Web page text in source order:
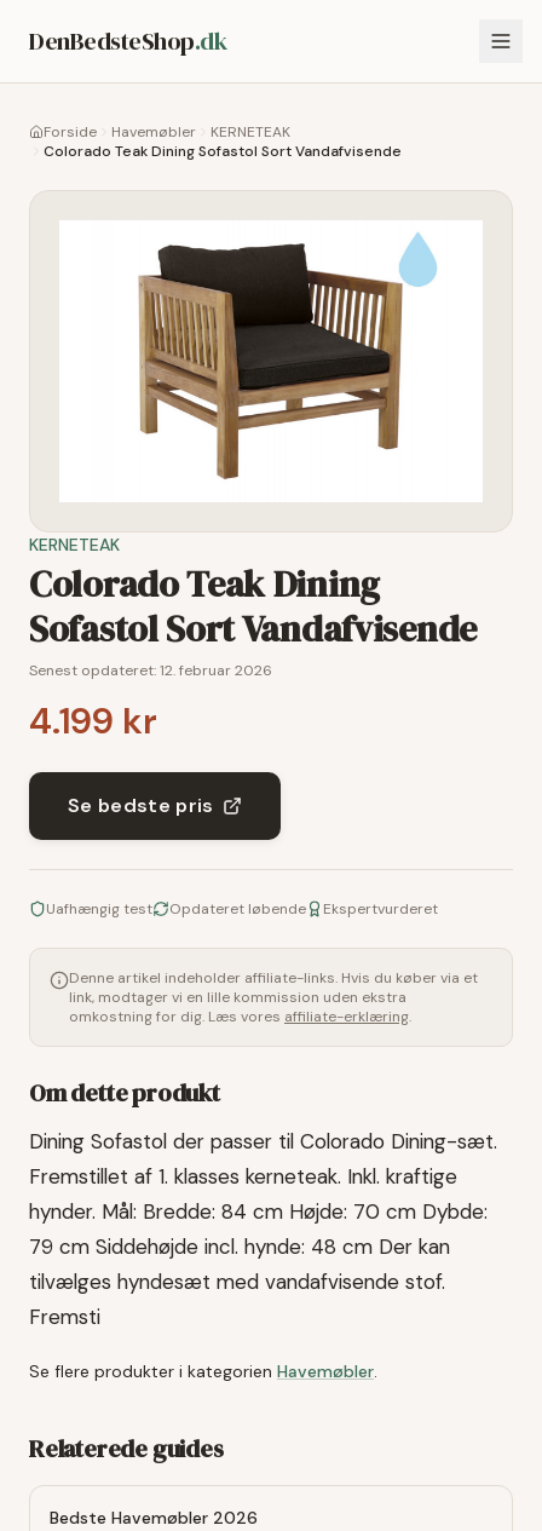
DenBedsteShop.dk
Forside Havemøbler
KERNETEAK
Colorado Teak Dining Sofastol Sort Vandafvisende
KERNETEAK
Colorado Teak Dining
Sofastol Sort Vandafvisende
Senest opdateret:12. februar 2026
4.199 kr
Se bedste pris
Uafhængig test Opdateret løbende Ekspertvurderet
Denne artikel indeholder affiliate-links. Hvis du køber via et
link, modtager vi en lille kommission uden ekstra
omkostning for dig. Læs vores affiliate-erklæring.
Om dette produkt
Dining Sofastol der passer til Colorado Dining-sæt.
Fremstillet af 1. klasses kerneteak. Inkl. kraftige
hynder. Mål: Bredde: 84 cm Højde: 70 cm Dybde:
79 cm Siddehøjde incl. hynde: 48 cm Der kan
tilvælges hyndesæt med vandafvisende stof.
Fremsti
Se flere produkter i kategorien Havemøbler.
Relaterede guides
Bedste Havemøbler 2026